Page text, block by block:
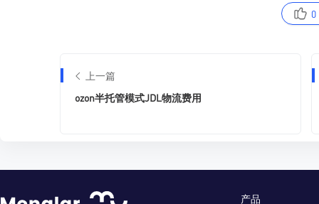
0
上一篇
ozon半托管模式JDL物流费用
产品